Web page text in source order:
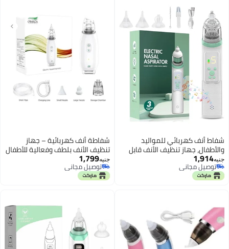
شفاط أنف كهربائي للمواليد
والأطفال، جهاز تنظيف الأنف قابل
سيليكون طبية، حل لطيف وهادئ
لعلاج انسداد الأنف.
جنيه1,914
توصيل مجاني
توصيل مجاني
شفاطة أنف كهربائية – جهاز
تنظيف الأنف بلطف وفعالية للأطفال
والرضّع
جنيه1,799
توصيل مجاني
توصيل مجاني